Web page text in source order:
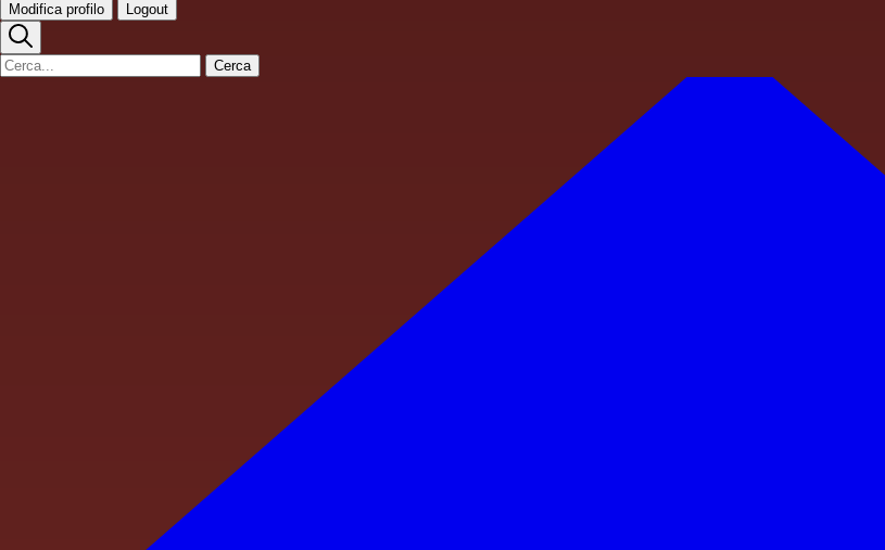
Modifica profilo Logout
Cerca